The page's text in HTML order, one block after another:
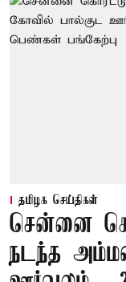
தமிழக செய்திகள்
சென்னை
நடந்த